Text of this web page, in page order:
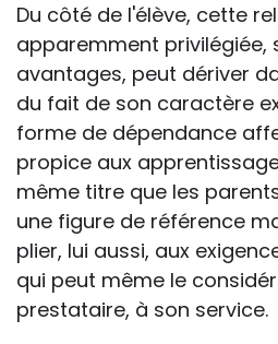
Du côté de l'élève, cette
apparemment privilégiée,
avantages, peut dériver
du fait de son caractère
forme de dépendance
propice aux
même titre que les
une figure de référence
plier, lui aussi, aux
qui peut même le
prestataire, à son service.